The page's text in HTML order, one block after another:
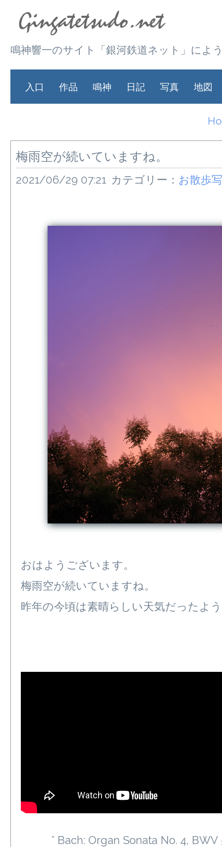
鳴神響一のサイト「銀河鉄道ネット」によ
入口 作品 鳴神 日記 写真 地図
梅雨空が続いていますね。
2021/06/29 07:21 カテゴリー： お散歩
おはようございます。
梅雨空が続いていますね。
昨年の今頃は素晴らしい天気だったよ
" Bach: Organ Sonata No. 4, BWV